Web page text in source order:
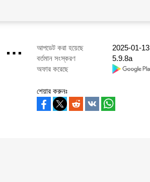
Modern Combat 5: mobile FPS আপডেট করা হয়েছে
2025-01-13
বর্তমান সংস্করণ
5.9.8a
অফার করেছে
শেয়ার করুনঃ